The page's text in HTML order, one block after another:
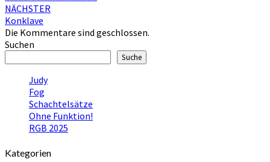
NÄCHSTER
Konklave
Die Kommentare sind geschlossen.
Suchen
Suche
Judy
Fog
Schachtelsätze
Ohne Funktion!
RGB 2025
Kategorien